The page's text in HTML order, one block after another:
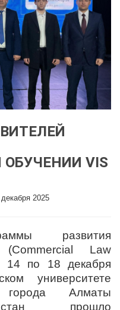
VIS
2025
развития
(Commercial Law
14 по 18 декабря
университете
города Алматы
прошло